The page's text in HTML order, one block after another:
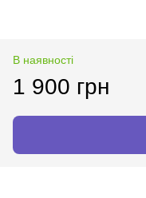
В наявності
1 900 грн